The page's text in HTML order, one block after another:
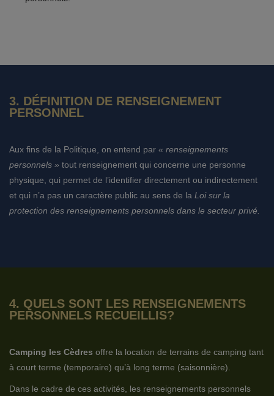
3. DÉFINITION DE RENSEIGNEMENT
PERSONNEL
Aux fins de la Politique, on entend par « renseignements
personnels » tout renseignement qui concerne une personne
physique, qui permet de l’identifier directement ou indirectement
et qui n’a pas un caractère public au sens de la Loi sur la
protection des renseignements personnels dans le secteur privé.
4. QUELS SONT LES RENSEIGNEMENTS
PERSONNELS RECUEILLIS?
Camping les Cèdres offre la location de terrains de camping tant
à court terme (temporaire) qu’à long terme (saisonnière).
Dans le cadre de ces activités, les renseignements personnels